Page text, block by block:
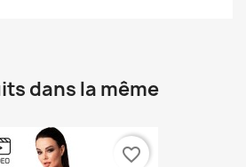
dans la même
favorite_border